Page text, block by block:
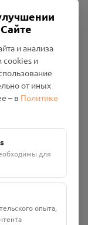
«Смоленский
р-н
пом. 18
"АЛЬФА-БАНК"
и анализа
cookies и
от иных
– в Политике
для
опыта,